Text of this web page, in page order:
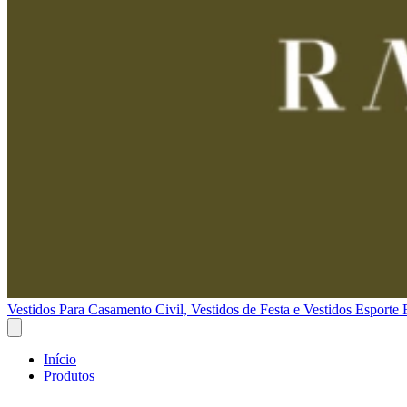
Vestidos Para Casamento Civil, Vestidos de Festa e Vestidos Esporte
Início
Produtos